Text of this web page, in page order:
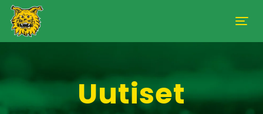
Uutiset